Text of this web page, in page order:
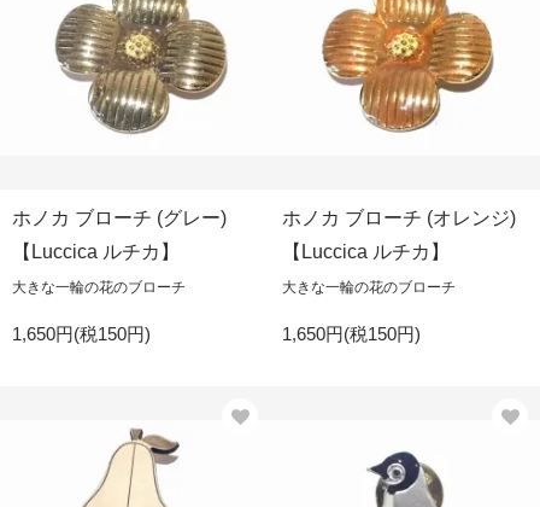
ホノカ ブローチ (グレー)
【Luccica ルチカ】
大きな一輪の花のブローチ
1,650円(税150円)
ホノカ ブローチ (オレンジ)
【Luccica ルチカ】
大きな一輪の花のブローチ
1,650円(税150円)